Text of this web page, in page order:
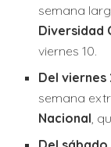
semana
Diversidad
viernes 10.
Del viernes
semana
Nacional,